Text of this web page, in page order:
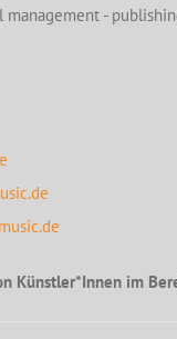
-
Künstler*Innen im